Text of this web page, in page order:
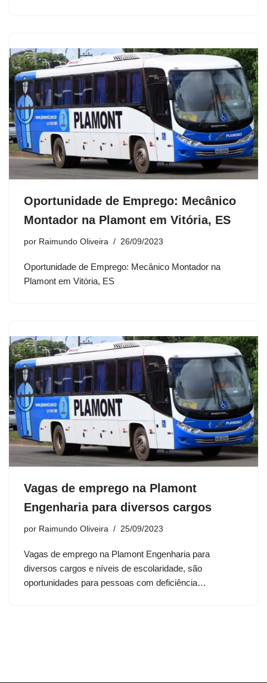
Oportunidade de Emprego: Mecânico
Montador na Plamont em Vitória, ES
por Raimundo Oliveira 26/09/2023
Oportunidade de Emprego: Mecânico Montador na
Plamont em Vitória, ES
Vagas de emprego na Plamont
Engenharia para diversos cargos
por Raimundo Oliveira 25/09/2023
Vagas de emprego na Plamont Engenharia para
diversos cargos e níveis de escolaridade, são
oportunidades para pessoas com deficiência…